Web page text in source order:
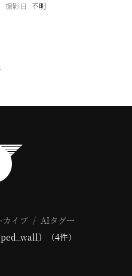
撮影日 不明
カイブ
AIタグ一
〕（4件）